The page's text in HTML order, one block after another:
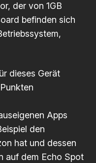
der von 1GB
befinden sich
dieses Gerät
Apps
den
hat und dessen
auf dem Echo Spot